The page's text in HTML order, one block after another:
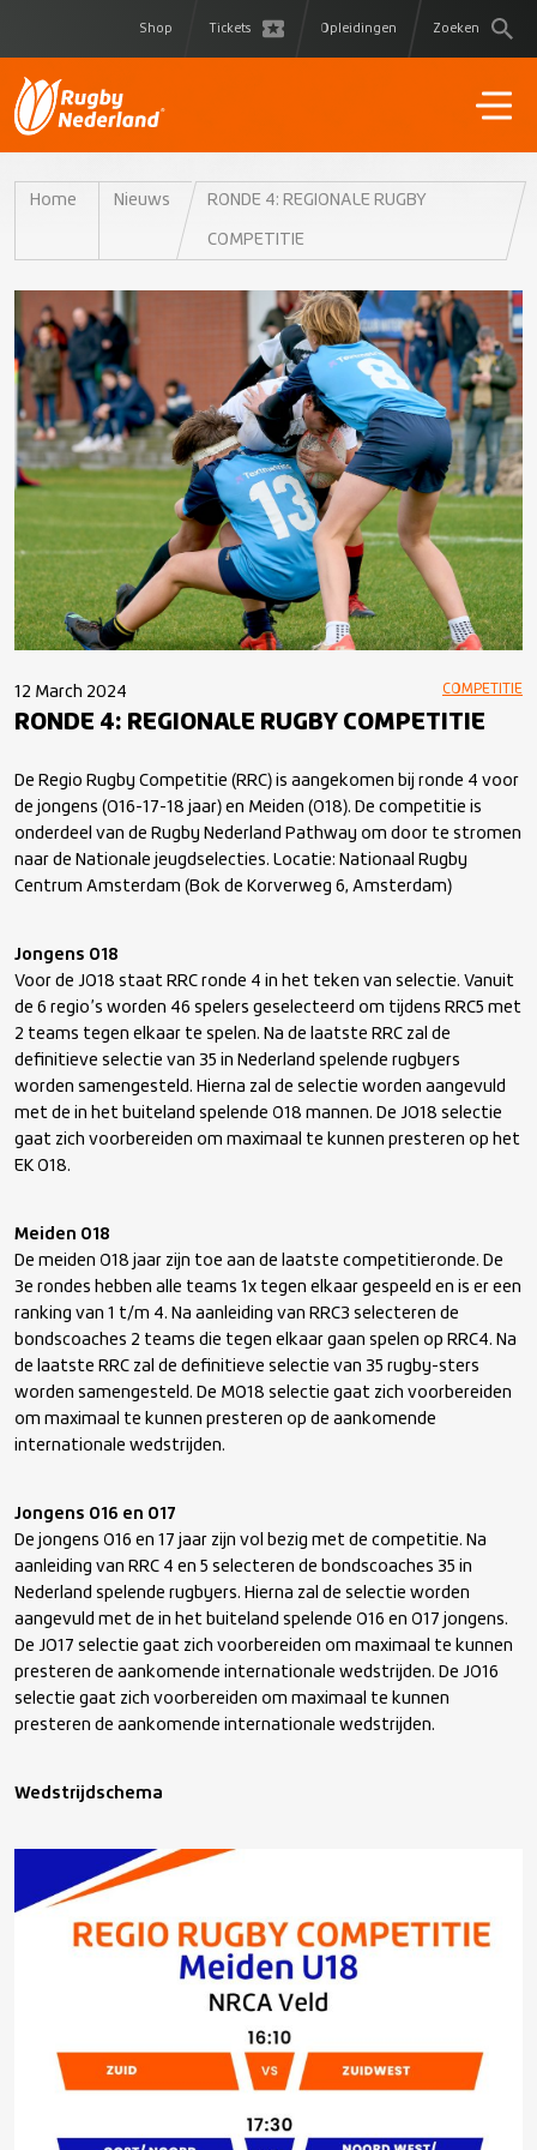
Shop Tickets Opleidingen Zoeken
Home Nieuws RONDE 4: REGIONALE RUGBY
COMPETITIE
12 March 2024 COMPETITIE
RONDE 4: REGIONALE RUGBY COMPETITIE
De Regio Rugby Competitie (RRC) is aangekomen bij ronde 4 voor
de jongens (O16-17-18 jaar) en Meiden (O18). De competitie is
onderdeel van de Rugby Nederland Pathway om door te stromen
naar de Nationale jeugdselecties. Locatie: Nationaal Rugby
Centrum Amsterdam (Bok de Korverweg 6, Amsterdam)
Jongens O18
Voor de JO18 staat RRC ronde 4 in het teken van selectie. Vanuit
de 6 regio’s worden 46 spelers geselecteerd om tijdens RRC5 met
2 teams tegen elkaar te spelen. Na de laatste RRC zal de
definitieve selectie van 35 in Nederland spelende rugbyers
worden samengesteld. Hierna zal de selectie worden aangevuld
met de in het buiteland spelende O18 mannen. De JO18 selectie
gaat zich voorbereiden om maximaal te kunnen presteren op het
EK O18.
Meiden O18
De meiden O18 jaar zijn toe aan de laatste competitieronde. De
3e rondes hebben alle teams 1x tegen elkaar gespeeld en is er een
ranking van 1 t/m 4. Na aanleiding van RRC3 selecteren de
bondscoaches 2 teams die tegen elkaar gaan spelen op RRC4. Na
de laatste RRC zal de definitieve selectie van 35 rugby-sters
worden samengesteld. De MO18 selectie gaat zich voorbereiden
om maximaal te kunnen presteren op de aankomende
internationale wedstrijden.
Jongens O16 en O17
De jongens O16 en 17 jaar zijn vol bezig met de competitie. Na
aanleiding van RRC 4 en 5 selecteren de bondscoaches 35 in
Nederland spelende rugbyers. Hierna zal de selectie worden
aangevuld met de in het buiteland spelende O16 en O17 jongens.
De JO17 selectie gaat zich voorbereiden om maximaal te kunnen
presteren de aankomende internationale wedstrijden. De JO16
selectie gaat zich voorbereiden om maximaal te kunnen
presteren de aankomende internationale wedstrijden.
Wedstrijdschema